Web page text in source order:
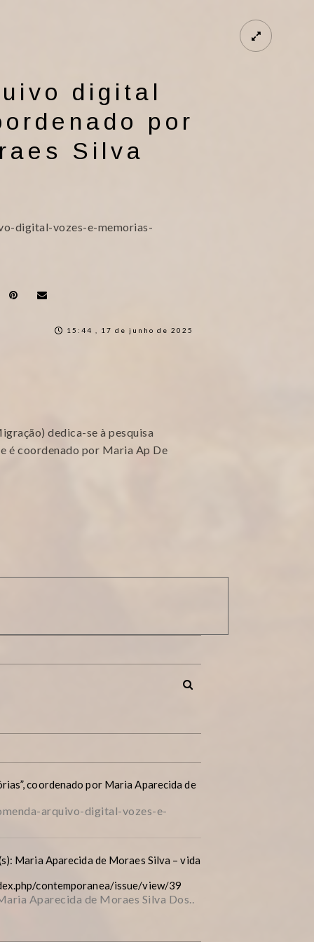
digital
por
Silva
digital-vozes-e-memorias-
15:44 , 17 de junho de 2025
dedica-se à pesquisa
e é coordenado por Maria Ap De
coordenado por Maria Aparecida de
arquivo-digital-vozes-e-
Maria Aparecida de Moraes Silva – vida
contemporanea/issue/view/39
Aparecida de Moraes Silva Dos..